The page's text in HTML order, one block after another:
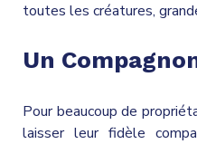
toutes les créatures,
Un
Pour beaucoup de
laisser leur fidèle